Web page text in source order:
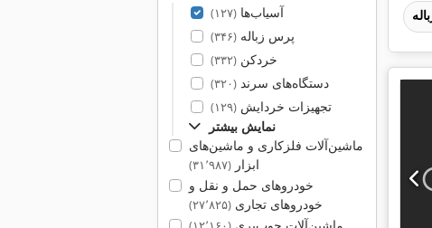
آسیاب‌ها(۱۲۷)
پرس زباله(۳۴۶)
خردکن(۳۳۲)
دستگاه‌های سرند(۳۲۰)
تجهیزات خردایش(۱۲۹)
نمایش بیشتر
ماشین‌آلات فلزکاری و ماشین‌های
ابزار(۳۱٬۹۸۷)
خودروهای حمل و نقل و
خودروهای تجاری(۲۷٬۸۲۵)